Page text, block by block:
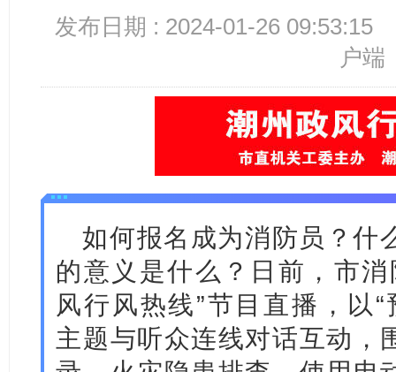
发布日期 : 2024-01-26 09:53:15
户端
如何报名成为消防员？什
的意义是什么？日前，市
风行风热线”节目直播，以
主题与听众连线对话互动，